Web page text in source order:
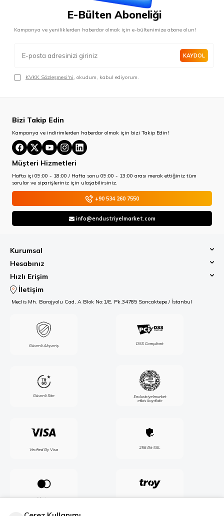
E-Bülten Aboneliği
Kampanya ve yeniliklerden haberdar olmak için e-bültenimize abone olun!
KAYDOL
KVKK Sözleşmesi'ni, okudum, kabul ediyorum.
Bizi Takip Edin
Kampanya ve indirimlerden haberdar olmak için bizi Takip Edin!
Müşteri Hizmetleri
Hafta içi 09:00 - 18:00 / Hafta sonu 09:00 - 13:00 arası merak ettiğiniz tüm
sorular ve siparişleriniz için ulaşabilirsiniz.
+90 534 260 7550
info@endustriyelmarket.com
Kurumsal
Hesabınız
Hızlı Erişim
İletişim
Meclis Mh. Barajyolu Cad, A Blok No:1/E, Pk.34785 Sancaktepe / İstanbul